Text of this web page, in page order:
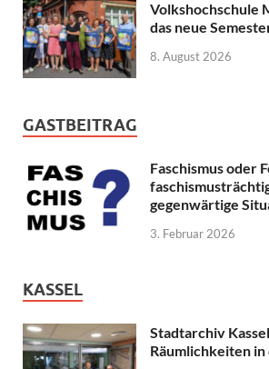
Volkshochschule
das neue
8. August 2026
GASTBEITRAG
Faschismus oder
gegenwärtige
3. Februar 2026
KASSEL
Stadtarchiv
Räumlichkeiten